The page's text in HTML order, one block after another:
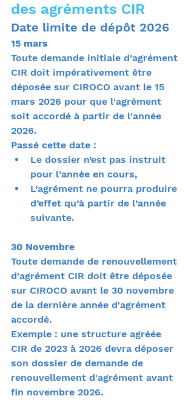
des agréments CIR
Date limite de dépôt 2026
15 mars
Toute demande initiale d’agrément
CIR doit impérativement être
déposée sur CIROCO avant le 15
mars 2026 pour que l'agrément
soit accordé à partir de l'année
2026.
Passé cette date :
Le dossier n’est pas instruit
pour l’année en cours,
L’agrément ne pourra produire
d’effet qu’à partir de l’année
suivante.
30 Novembre
Toute demande de renouvellement
d'agrément CIR doit être déposée
sur CIROCO avant le 30 novembre
de la dernière année d'agrément
accordé.
Exemple : une structure agréée
CIR de 2023 à 2026 devra déposer
son dossier de demande de
renouvellement d'agrément avant
fin novembre 2026.